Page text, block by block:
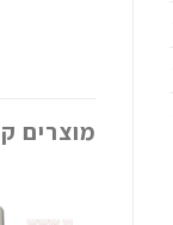
מוצרים